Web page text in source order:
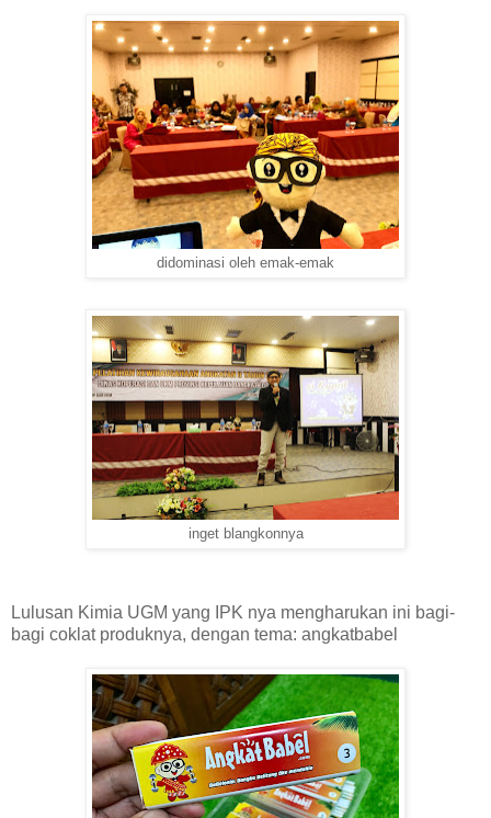
didominasi oleh emak-emak
inget blangkonnya
Lulusan Kimia UGM yang IPK nya mengharukan ini bagi-
bagi coklat produknya, dengan tema: angkatbabel